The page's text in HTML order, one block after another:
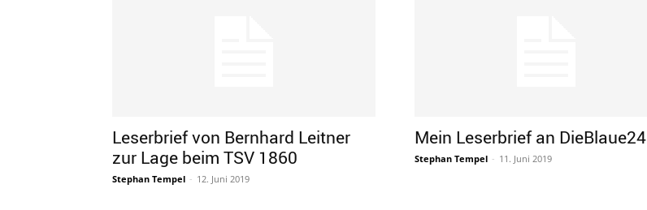
Leserbrief von Bernhard Leitner
zur Lage beim TSV 1860
Stephan Tempel - 12. Juni 2019
Mein Leserbrief an DieBlaue24
Stephan Tempel - 11. Juni 2019